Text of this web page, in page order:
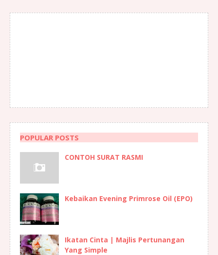
POPULAR POSTS
CONTOH SURAT RASMI
Kebaikan Evening Primrose Oil (EPO)
Ikatan Cinta | Majlis Pertunangan
Yang Simple